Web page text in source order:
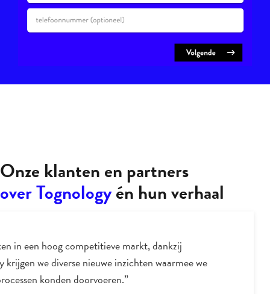
Onze klanten en partners
over Tognologyén hun verhaal
over, en liefde voor data driven
werken ronduit aanstekelijk. Hij brengt daarmee
en zet je telkens weer op scherp.”